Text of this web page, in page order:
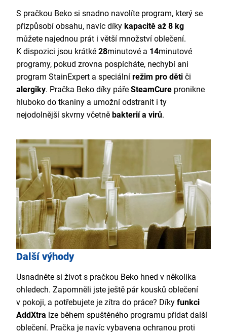
S pračkou Beko si snadno navolíte program, který se
přizpůsobí obsahu, navíc díky kapacitě až 8 kg
můžete najednou prát i větší množství oblečení.
K dispozici jsou krátké 28minutové a 14minutové
programy, pokud zrovna pospícháte, nechybí ani
program StainExpert a speciální režim pro děti či
alergiky. Pračka Beko díky páře SteamCure pronikne
hluboko do tkaniny a umožní odstranit i ty
nejodolnější skvrny včetně bakterií a virů.
Další výhody
Usnadněte si život s pračkou Beko hned v několika
ohledech. Zapomněli jste ještě pár kousků oblečení
v pokoji, a potřebujete je zítra do práce? Díky funkci
AddXtra lze během spuštěného programu přidat další
oblečení. Pračka je navíc vybavena ochranou proti